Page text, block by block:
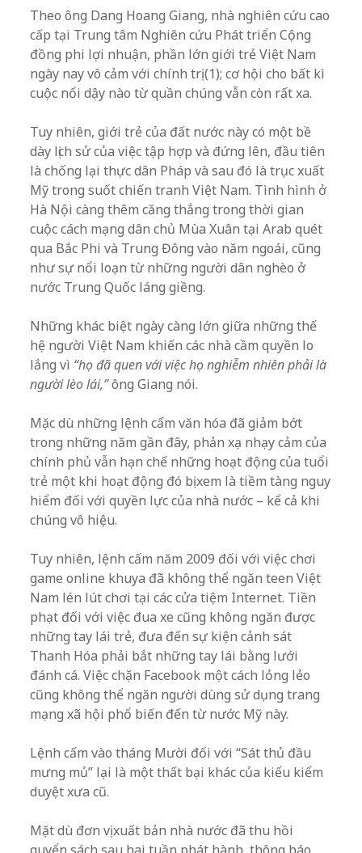
Theo ông Dang Hoang Giang, nhà nghiên cứu cao
cấp tại Trung tâm Nghiên cứu Phát triển Cộng
đồng phi lợi nhuận, phần lớn giới trẻ Việt Nam
ngày nay vô cảm với chính trị (1); cơ hội cho bất kì
cuộc nổi dậy nào từ quần chúng vẫn còn rất xa.
Tuy nhiên, giới trẻ của đất nước này có một bề
dày lịch sử của việc tập hợp và đứng lên, đầu tiên
là chống lại thực dân Pháp và sau đó là trục xuất
Mỹ trong suốt chiến tranh Việt Nam. Tình hình ở
Hà Nội càng thêm căng thẳng trong thời gian
cuộc cách mạng dân chủ Mùa Xuân tại Arab quét
qua Bắc Phi và Trung Đông vào năm ngoái, cũng
như sự nổi loạn từ những người dân nghèo ở
nước Trung Quốc láng giềng.
Những khác biệt ngày càng lớn giữa những thế
hệ người Việt Nam khiến các nhà cầm quyền lo
lắng vì “họ đã quen với việc họ nghiễm nhiên phải là
người lèo lái,”ông Giang nói.
Mặc dù những lệnh cấm văn hóa đã giảm bớt
trong những năm gần đây, phản xạ nhạy cảm của
chính phủ vẫn hạn chế những hoạt động của tuổi
trẻ một khi hoạt động đó bị xem là tiềm tàng nguy
hiểm đối với quyền lực của nhà nước – kể cả khi
chúng vô hiệu.
Tuy nhiên, lệnh cấm năm 2009 đối với việc chơi
game online khuya đã không thể ngăn teen Việt
Nam lén lút chơi tại các cửa tiệm Internet. Tiền
phạt đối với việc đua xe cũng không ngăn được
những tay lái trẻ, đưa đến sự kiện cảnh sát
Thanh Hóa phải bắt những tay lái bằng lưới
đánh cá. Việc chặn Facebook một cách lỏng lẻo
cũng không thể ngăn người dùng sử dụng trang
mạng xã hội phổ biến đến từ nước Mỹ này.
Lệnh cấm vào tháng Mười đối với “Sát thủ đầu
mưng mủ” lại là một thất bại khác của kiểu kiểm
duyệt xưa cũ.
Mặt dù đơn vị xuất bản nhà nước đã thu hồi